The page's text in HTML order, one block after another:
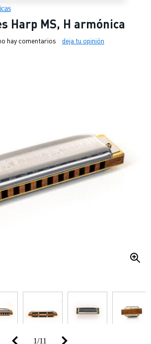
Harp MS, H armónica
hay comentarios deja tu opinión
1/11